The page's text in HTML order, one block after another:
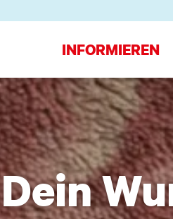
INFORMIEREN
Dein